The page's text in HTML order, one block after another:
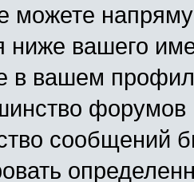
ниже вашего
в вашем
форумов
сообщений